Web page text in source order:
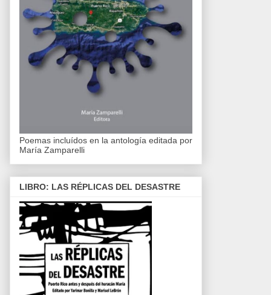
Poemas incluídos en la antología editada por
María Zamparelli
LIBRO: LAS RÉPLICAS DEL DESASTRE